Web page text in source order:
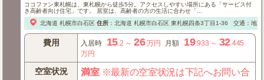
ココファン東札幌は、東札幌から徒歩5分。アクセスしやすい場所にある「サービス付
き高齢者向け住宅」です。 居室は、高齢者の方の生活に合わせ「...
北海道 札幌市白石区 住所： 北海道 札幌市白石区東札幌四条3丁目1-36 交通：地
費用 入居時 15 .2 ～ 26万円 月額 19.933 ～ 32 .445
万円
空室状況 満室※最新の空室状況は下記へお問い合